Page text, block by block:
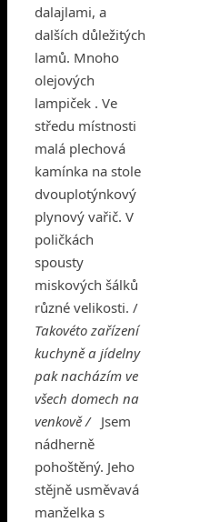
dalajlami, a
dalších důležitých
lamů. Mnoho
olejových
lampiček . Ve
středu místnosti
malá plechová
kamínka na stole
dvouplotýnkový
plynový vařič. V
poličkách
spousty
miskových šálků
různé velikosti. /
Takovéto zařízení
kuchyně a jídelny
pak nacházím ve
všech domech na
venkově /Jsem
nádherně
pohoštěný. Jeho
stějně usměvavá
manželka s